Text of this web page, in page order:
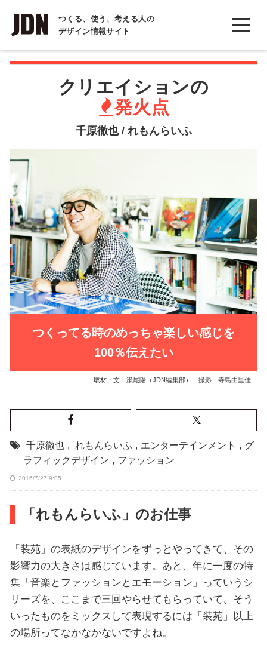
つくる、使う、考える人の
デザイン情報サイト
INTERVIEW
インタビュー
REPORT
レポートクリエイションの
発火点
千原徹也 / れもんらいふ
つくってる時のめっちゃ楽しい感じを
100％伝えたい
取材・文：瀬尾陽（JDN編集部） 撮影：寺島由里佳
千原徹也 , れもんらいふ , エンターテインメント , グ
ラフィックデザイン , ファッション
2016/7/27 9:05
「れもんらいふ」のお仕事
「装苑」の表紙のデザインをずっとやってきて、その
影響力の大きさは感じています。あと、年に一度の特
集「音楽とファッションとエモーション」っていうシ
リーズを、ここまで三回やらせてもらっていて、そう
いったものをミックスして表現するには「装苑」以上
の場所ってなかなかないですよね。